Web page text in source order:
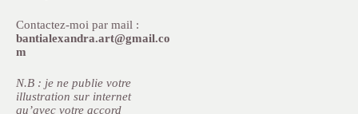
Contactez-moi par mail :
bantialexandra.art@gmail.co
m
N.B : je ne publie votre
illustration sur internet
qu’avec votre accord